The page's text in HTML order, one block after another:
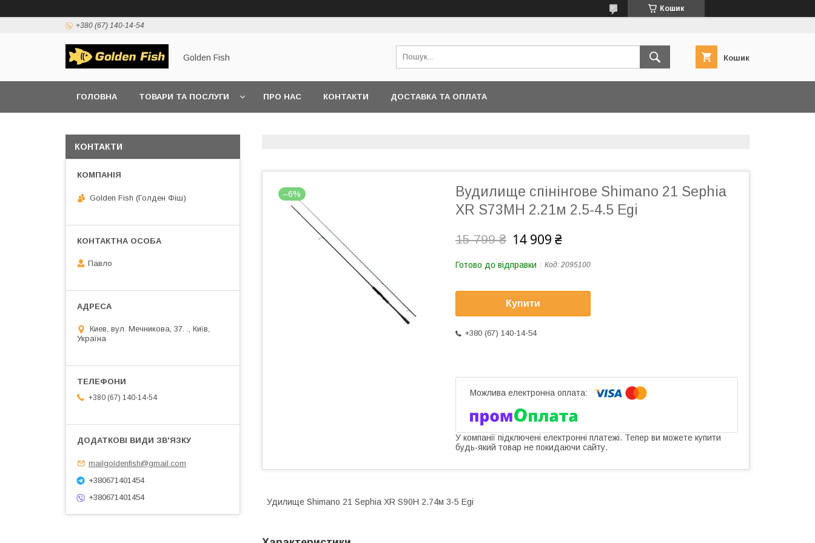
Кошик
+380 (67) 140-14-54
Golden Fish Кошик
ГОЛОВНА ТОВАРИ ТА ПОСЛУГИ ПРО НАС КОНТАКТИ ДОСТАВКА ТА ОПЛАТА
–6%
Вудилище спінінгове Shimano 21 Sephia
XR S73MH 2.21м 2.5-4.5 Egi
15 799 ₴ 14 909 ₴
Готово до відправки Код: 2095100
Купити
+380 (67) 140-14-54
У компанії підключені електронні платежі. Тепер ви можете купити
будь-який товар не покидаючи сайту.
Удилище Shimano 21 Sephia XR S90H 2.74м 3-5 Egi
КОНТАКТИ
Golden Fish (Голден Фіш)
Павло
Киев, вул. Мечникова, 37. ., Київ,
Україна
+380 (67) 140-14-54
mailgoldenfish@gmail.com
+380671401454
+380671401454